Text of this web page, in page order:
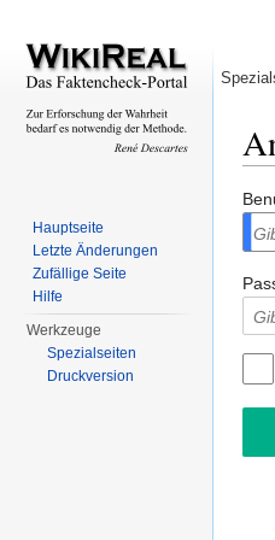
Hauptseite
Letzte Änderungen
Zufällige Seite
Hilfe
Werkzeuge
Spezialseiten
Druckversion